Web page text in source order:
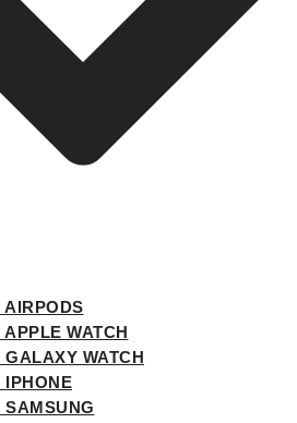
AIRPODS
WATCH
WATCH
IPHONE
SAMSUNG